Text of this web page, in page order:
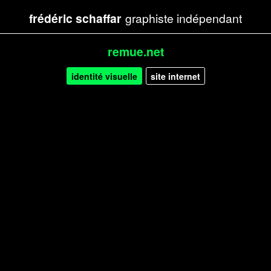
frédéric schaffar graphiste indépendant
remue.net
identité visuelle(ongletsite internet